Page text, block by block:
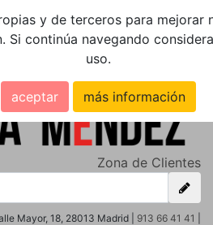
y de terceros para mejorar
Si continúa navegando
uso.
aceptar más información
Zona de Clientes
Mayor, 18, 28013 Madrid | 913 66 41 41